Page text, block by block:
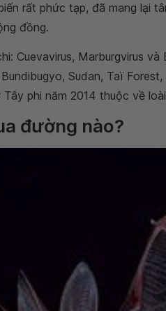
rất phức tạp, đã mang lại
đồng.
Cuevavirus, Marburgvirus và
Sudan, Taï
phi năm 2014 thuộc về
đường nào?